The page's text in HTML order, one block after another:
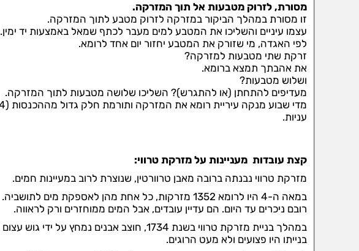
מסורת, לזרוק מטבעות אל תוך המזרקה.
זו מסורת במהלך הביקור במזרקה לזרוק מטבע לתוך המזרקה.
עצמו עיניים והשליכו את המטבע למים מעבר לכתף שמאל באמצעות יד ימין.
לפי האגדה, מי שזורק את המטבע יחזור יום אחד לרומא.
זרקת שתי מטבעות למזרקה?
את אהבתך תמצא ברומא.
ושלוש מטבעות?
מעדיפים להתחתן (או להתגרש)? השליכו שלושה מטבעות לתוך המזרקה.
עניות.
קצת עובדות מעניינות על מזרקת טרווי:
מזרקת טרווי נבנתה ברובה מאבן טרוורטין, שנוצרת לרוב במעיינות חמים.
במאה ה-4 היו לרומא 1352 מזרקות, כל אחת מהן לאספקת מים לתושביה.
רובם ניכרים עד היום. הם עדיין עובדים, אבל המים ממוחזרים ורק לראווה.
במהלך בניית מזרקת טרווי בשנת 1734, חוצב אבנים נמחץ על ידי גוש עצום של טרוורטין.
בנייתו היו פצועים ולא מעט הרוגים.